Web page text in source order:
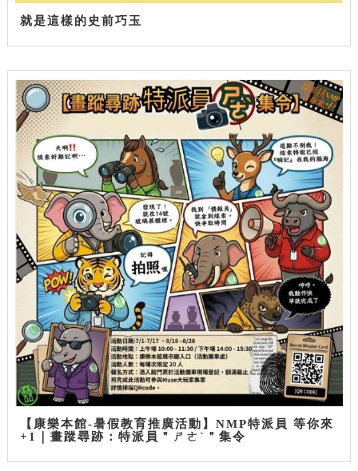
就是這樣的史前巧玉
【康樂本館-暑假教育推廣活動】NMP特派員 等你來
+1｜畫蹤尋跡：特派員＂ㄕㄜˋ＂集令